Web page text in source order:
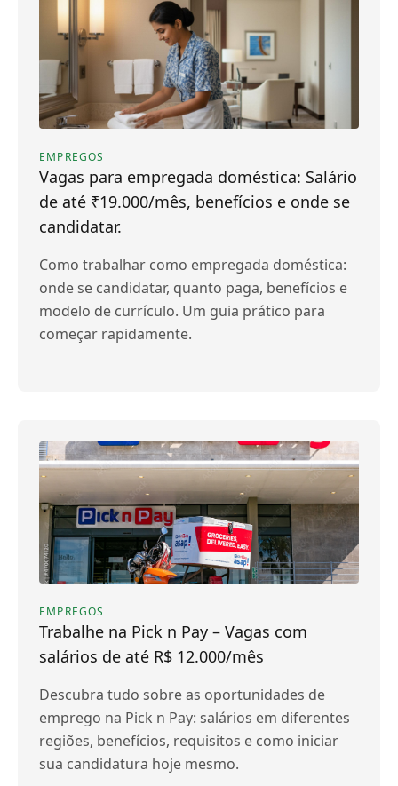
EMPREGOS
Vagas para empregada doméstica: Salário
de até ₹19.000/mês, benefícios e onde se
candidatar.
Como trabalhar como empregada doméstica:
onde se candidatar, quanto paga, benefícios e
modelo de currículo. Um guia prático para
começar rapidamente.
EMPREGOS
Trabalhe na Pick n Pay – Vagas com
salários de até R$ 12.000/mês
Descubra tudo sobre as oportunidades de
emprego na Pick n Pay: salários em diferentes
regiões, benefícios, requisitos e como iniciar
sua candidatura hoje mesmo.